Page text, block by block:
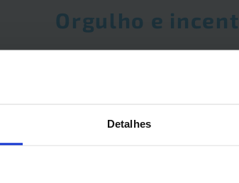
Detalhes
Orgulho e